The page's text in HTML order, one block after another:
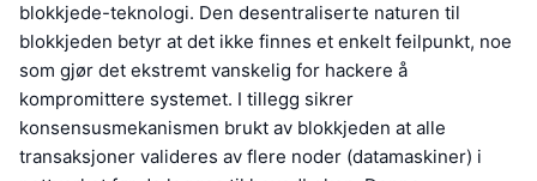
blokkjede-teknologi. Den desentraliserte naturen til
blokkjeden betyr at det ikke finnes et enkelt feilpunkt, noe
som gjør det ekstremt vanskelig for hackere å
kompromittere systemet. I tillegg sikrer
konsensusmekanismen brukt av blokkjeden at alle
transaksjoner valideres av flere noder (datamaskiner) i